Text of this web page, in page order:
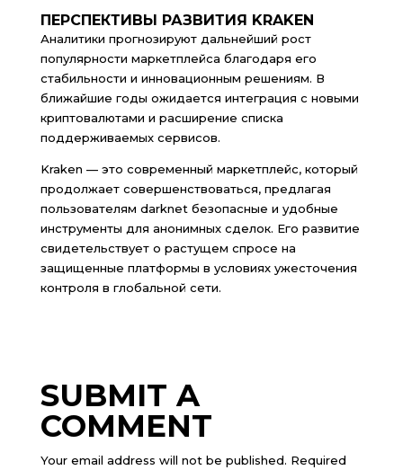
ПЕРСПЕКТИВЫ РАЗВИТИЯ KRAKEN
Аналитики прогнозируют дальнейший рост
популярности маркетплейса благодаря его
стабильности и инновационным решениям. В
ближайшие годы ожидается интеграция с новыми
криптовалютами и расширение списка
поддерживаемых сервисов.
Kraken — это современный маркетплейс, который
продолжает совершенствоваться, предлагая
пользователям darknet безопасные и удобные
инструменты для анонимных сделок. Его развитие
свидетельствует о растущем спросе на
защищенные платформы в условиях ужесточения
контроля в глобальной сети.
SUBMIT A
COMMENT
Your email address will not be published. Required